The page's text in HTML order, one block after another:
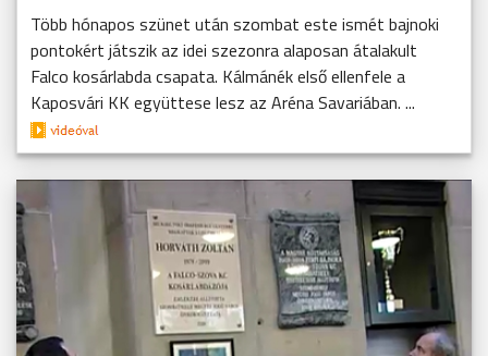
Több hónapos szünet után szombat este ismét bajnoki
pontokért játszik az idei szezonra alaposan átalakult
Falco kosárlabda csapata. Kálmánék első ellenfele a
Kaposvári KK együttese lesz az Aréna Savariában. ...